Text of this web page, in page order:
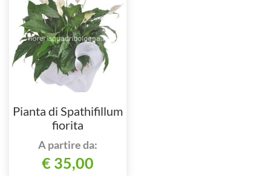
Pianta di Spathifillum
fiorita
A partire da:
€ 35,00